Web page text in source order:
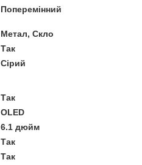
Поперемінний
Метал, Скло
Так
Сірий
Так
OLED
6.1 дюйм
Так
Так